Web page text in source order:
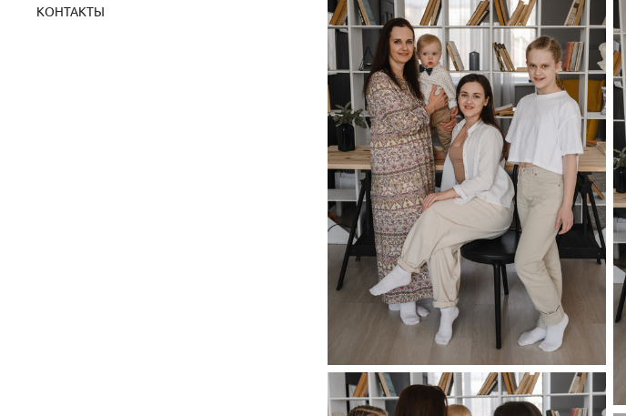
КОНТАКТЫ